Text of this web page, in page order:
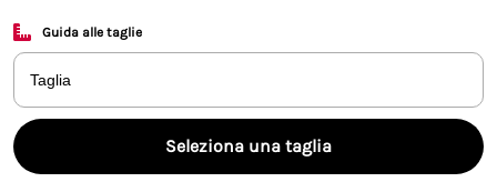
Accedi | Registrati
Carrello
Promo & News
Guida alle taglie
Taglia
Seleziona una taglia